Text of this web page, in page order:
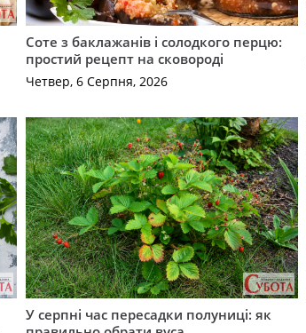
Соте з баклажанів і солодкого перцю:
простий рецепт на сковороді
Четвер, 6 Серпня, 2026
У серпні час пересадки полуниці: як